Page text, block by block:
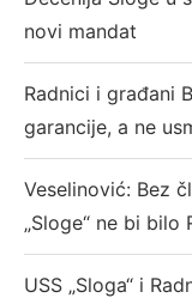
novi mandat
Radnici i građani
garancije, a ne
Veselinović: Bez
„Sloge“ ne bi bilo
USS „Sloga“ i